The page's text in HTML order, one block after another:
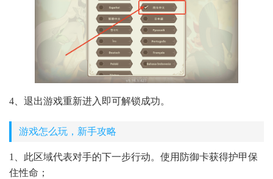
4、退出游戏重新进入即可解锁成功。
游戏怎么玩，新手攻略
1、此区域代表对手的下一步行动。使用防御卡获得护甲保
住性命；